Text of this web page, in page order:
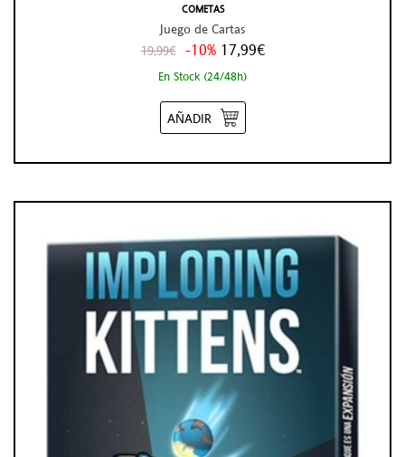
COMETAS
Juego de Cartas
19,99€ -10% 17,99€
En Stock (24/48h)
AÑADIR